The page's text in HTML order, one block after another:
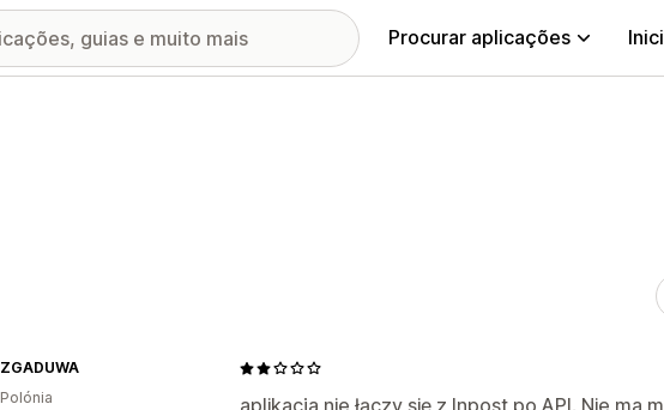
Procurar aplicações
aplikacja nie łączy się z Inpost po API. Nie ma
ZGADUWA
Polónia